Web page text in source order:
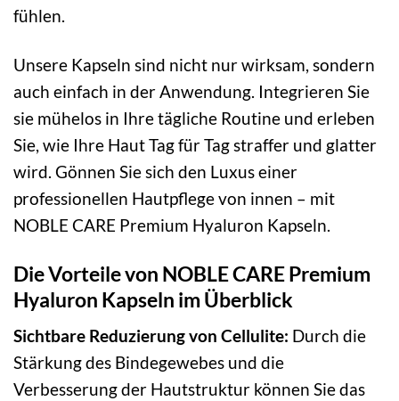
fühlen.
Unsere Kapseln sind nicht nur wirksam, sondern
auch einfach in der Anwendung. Integrieren Sie
sie mühelos in Ihre tägliche Routine und erleben
Sie, wie Ihre Haut Tag für Tag straffer und glatter
wird. Gönnen Sie sich den Luxus einer
professionellen Hautpflege von innen – mit
NOBLE CARE Premium Hyaluron Kapseln.
Die Vorteile von NOBLE CARE Premium
Hyaluron Kapseln im Überblick
Sichtbare Reduzierung von Cellulite: Durch die
Stärkung des Bindegewebes und die
Verbesserung der Hautstruktur können Sie das